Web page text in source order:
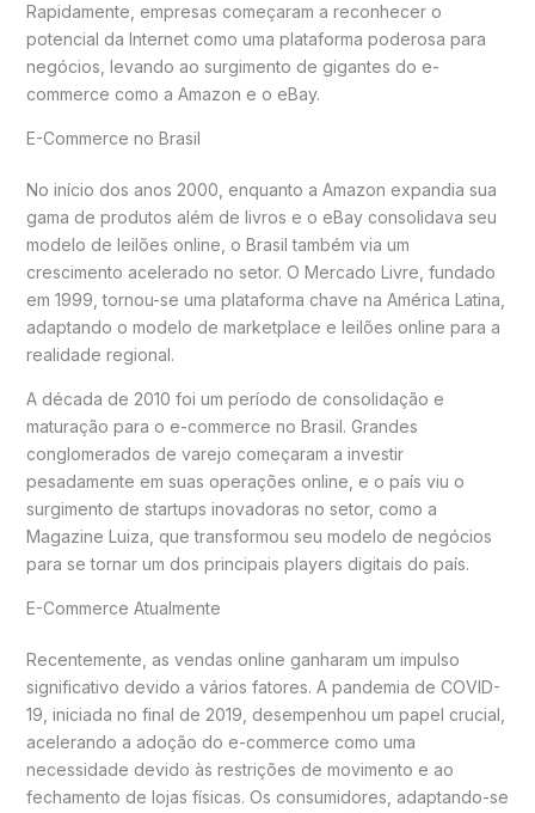
Rapidamente, empresas começaram a reconhecer o
potencial da Internet como uma plataforma poderosa para
negócios, levando ao surgimento de gigantes do e-
commerce como a Amazon e o eBay.
E-Commerce no Brasil
No início dos anos 2000, enquanto a Amazon expandia sua
gama de produtos além de livros e o eBay consolidava seu
modelo de leilões online, o Brasil também via um
crescimento acelerado no setor. O Mercado Livre, fundado
em 1999, tornou-se uma plataforma chave na América Latina,
adaptando o modelo de marketplace e leilões online para a
realidade regional.
A década de 2010 foi um período de consolidação e
maturação para o e-commerce no Brasil. Grandes
conglomerados de varejo começaram a investir
pesadamente em suas operações online, e o país viu o
surgimento de startups inovadoras no setor, como a
Magazine Luiza, que transformou seu modelo de negócios
para se tornar um dos principais players digitais do país.
E-Commerce Atualmente
Recentemente, as vendas online ganharam um impulso
significativo devido a vários fatores. A pandemia de COVID-
19, iniciada no final de 2019, desempenhou um papel crucial,
acelerando a adoção do e-commerce como uma
necessidade devido às restrições de movimento e ao
fechamento de lojas físicas. Os consumidores, adaptando-se